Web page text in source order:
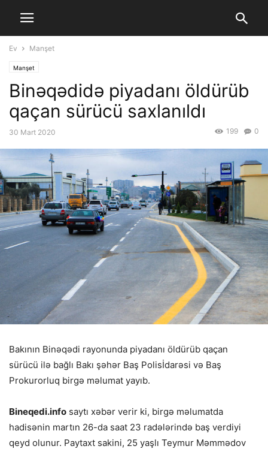
Ev Manşet
Manşet
Binəqədidə piyadanı öldürüb
qaçan sürücü saxlanıldı
30 Mart 2020 0
199
Bakının Binəqədi rayonunda piyadanı öldürüb qaçan
sürücü ilə bağlı Bakı şəhər Baş Polisİdarəsi və Baş
Prokurorluq birgə məlumat yayıb.
Bineqedi.info saytı xəbər verir ki, birgə məlumatda
hadisənin martın 26-da saat 23 radələrində baş verdiyi
qeyd olunur. Paytaxt sakini, 25 yaşlı Teymur Məmmədov